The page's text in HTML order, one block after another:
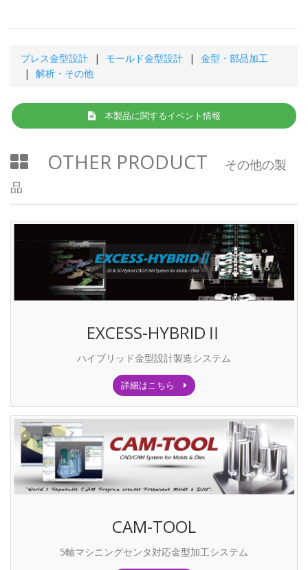
プレス金型設計 モールド金型設計
金型・部品加工
解析・その他
本製品に関するイベント情報
OTHER PRODUCT
その他の製
品
EXCESS-HYBRIDⅡ
ハイブリッド金型設計製造システム
詳細はこちら
CAM-TOOL
5軸マシニングセンタ対応金型加工システム